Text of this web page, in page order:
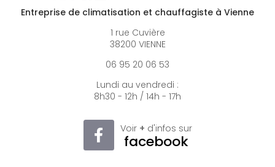
Entreprise de climatisation et chauffagiste à Vienne
1 rue Cuvière
38200 VIENNE
06 95 20 06 53
Lundi au vendredi :
8h30 - 12h / 14h - 17h
Voir + d'infos sur
facebook